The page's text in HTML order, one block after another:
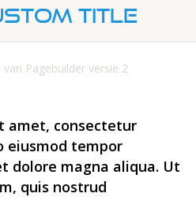
TITLE
Pagebuilder versie 2
amet, consectetur
eiusmod tempor
dolore magna aliqua. Ut
quis nostrud